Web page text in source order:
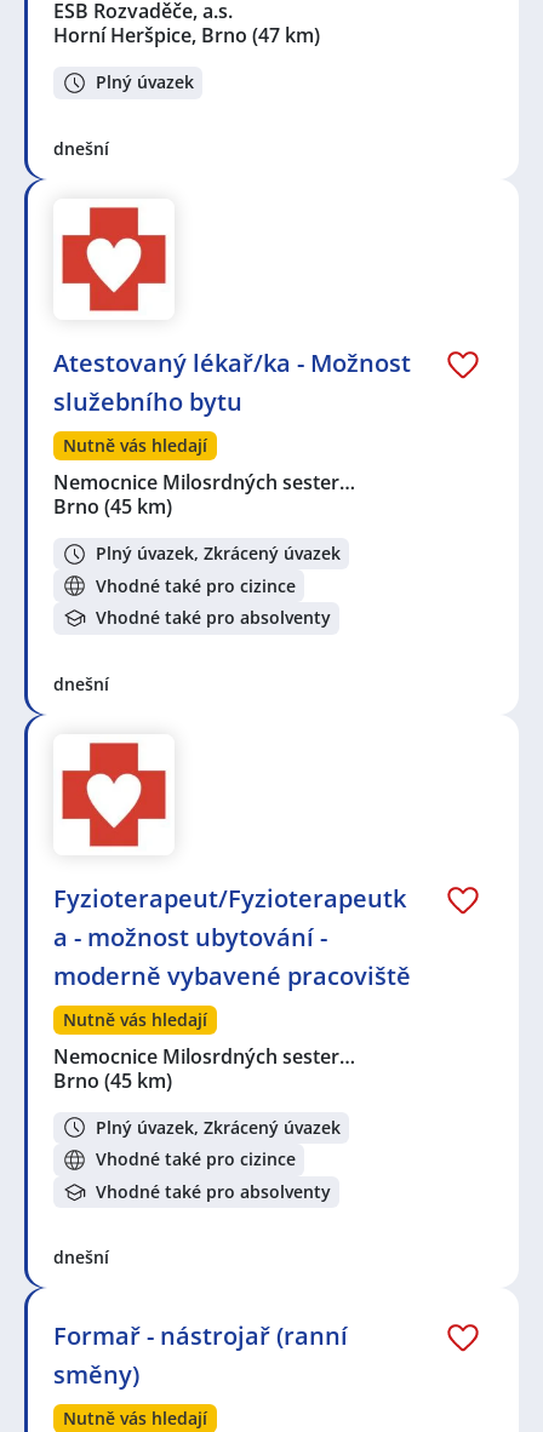
ESB Rozvaděče, a.s.
Horní Heršpice, Brno (47 km)
Plný úvazek
dnešní
Atestovaný lékař/ka - Možnost
služebního bytu
Nutně vás hledají
Nemocnice Milosrdných sester…
Brno (45 km)
Plný úvazek, Zkrácený úvazek
Vhodné také pro cizince
Vhodné také pro absolventy
dnešní
Fyzioterapeut/Fyzioterapeutk
a - možnost ubytování -
moderně vybavené pracoviště
Nutně vás hledají
Nemocnice Milosrdných sester…
Brno (45 km)
Plný úvazek, Zkrácený úvazek
Vhodné také pro cizince
Vhodné také pro absolventy
dnešní
Formař - nástrojař (ranní
směny)
Nutně vás hledají